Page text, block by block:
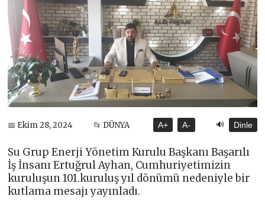
📅 Ekim 28, 2024 📂 DÜNYA A+ A- 🔊 Dinle
Su Grup Enerji Yönetim Kurulu Başkanı Başarılı
İş İnsanı Ertuğrul Ayhan, Cumhuriyetimizin
kuruluşun 101.kuruluş yıl dönümü nedeniyle bir
kutlama mesajı yayınladı.